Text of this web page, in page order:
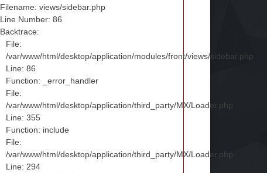
Filename: views/sidebar.php
Line Number: 86
Backtrace:
File:
/var/www/html/desktop/application/modules/front/views/sidebar.php
Line: 86
Function: _error_handler
File:
/var/www/html/desktop/application/third_party/MX/Loader.php
Line: 355
Function: include
File:
/var/www/html/desktop/application/third_party/MX/Loader.php
Line: 294